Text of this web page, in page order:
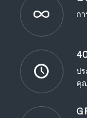
ก
ป
คุ